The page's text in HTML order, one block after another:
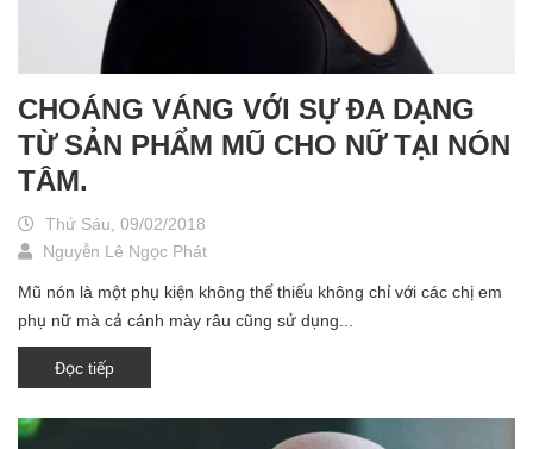
CHOÁNG VÁNG VỚI SỰ ĐA DẠNG
TỪ SẢN PHẨM MŨ CHO NỮ TẠI NÓN
TÂM.
Thứ Sáu, 09/02/2018
Nguyễn Lê Ngọc Phát
Mũ nón là một phụ kiện không thể thiếu không chỉ với các chị em
phụ nữ mà cả cánh mày râu cũng sử dụng...
Đọc tiếp